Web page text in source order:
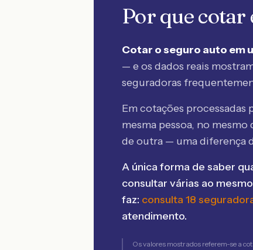
Por que cotar
Cotar o seguro auto em
— e os dados reais
seguradoras
Em cotações processadas
mesma pessoa, no
de outra — uma diferença
A única forma de saber
consultar várias ao
faz: consulta 18
atendimento.
Os valores mostrados referem-se a